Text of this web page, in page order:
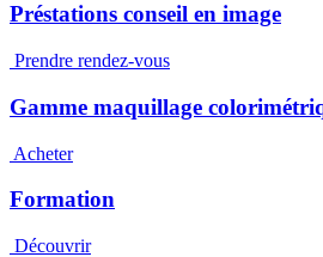
Préstations conseil en image
Prendre rendez-vous
Gamme maquillage
Acheter
Formation
Découvrir